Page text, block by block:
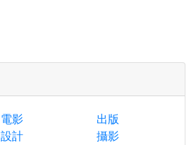
電影
出版
設計
攝影